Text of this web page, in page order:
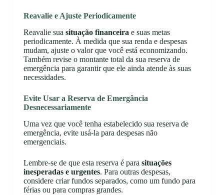
Reavalie e Ajuste Periodicamente
Reavalie sua situação financeira e suas metas
periodicamente. À medida que sua renda e despesas
mudam, ajuste o valor que você está economizando.
Também revise o montante total da sua reserva de
emergência para garantir que ele ainda atende às suas
necessidades.
Evite Usar a Reserva de Emergância
Desnecessariamente
Uma vez que você tenha estabelecido sua reserva de
emergência, evite usá-la para despesas não
emergenciais.
Lembre-se de que esta reserva é para situações
inesperadas e urgentes. Para outras despesas,
considere criar fundos separados, como um fundo para
férias ou para compras grandes.